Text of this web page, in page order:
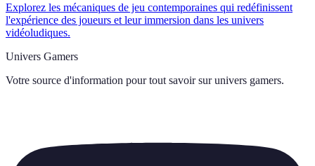
Explorez les mécaniques de jeu contemporaines qui redéfinissent
l'expérience des joueurs et leur immersion dans les univers
vidéoludiques.
Univers Gamers
Votre source d'information pour tout savoir sur univers gamers.